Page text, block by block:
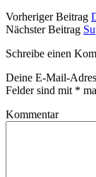
Vorheriger Beitrag
Nächster Beitrag
Schreibe einen
Deine E-Mail-
Felder sind mit *
Kommentar